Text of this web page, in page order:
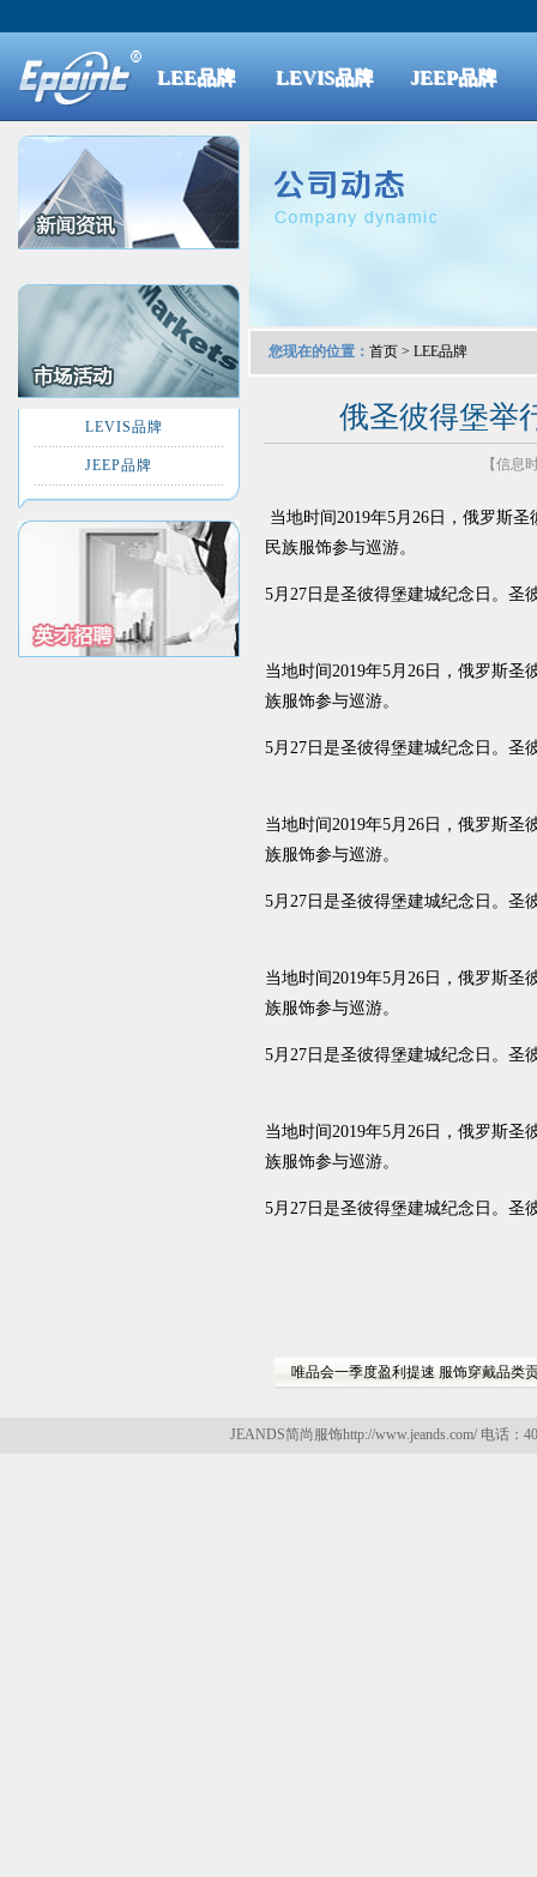
LEE品牌 LEVIS品牌 JEEP品牌
LEVIS品牌
JEEP品牌
您现在的位置： 首页 > LEE品牌
俄圣彼得堡举
【信息
当地时间2019年5月26日，俄罗斯
民族服饰参与巡游。
5月27日是圣彼得堡建城纪念日。圣
当地时间2019年5月26日，俄罗斯
族服饰参与巡游。
5月27日是圣彼得堡建城纪念日。圣
当地时间2019年5月26日，俄罗斯
族服饰参与巡游。
5月27日是圣彼得堡建城纪念日。圣
当地时间2019年5月26日，俄罗斯
族服饰参与巡游。
5月27日是圣彼得堡建城纪念日。圣
当地时间2019年5月26日，俄罗斯
族服饰参与巡游。
5月27日是圣彼得堡建城纪念日。圣
唯品会一季度盈利提速 服饰穿戴品类
JEANDS简尚服饰http://www.jeands.com/ 电话：